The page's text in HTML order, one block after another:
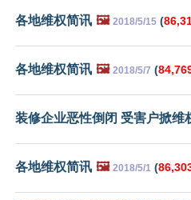
各地维权简讯 🖼️ 2018/5/15 (
各地维权简讯 🖼️ 2018/5/7 (
装修企业恶性倒闭 受害户掀维
各地维权简讯 🖼️ 2018/5/1 (